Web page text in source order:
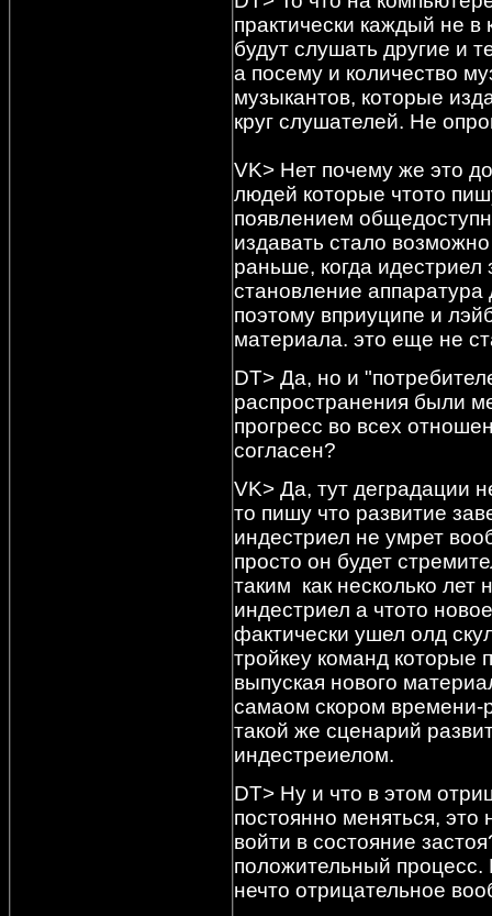
практически каждый не в
будут слушать другие и
а посему и количество
музыкантов, которые
круг слушателей. Не
VK> Нет почему же это
людей которые чтото
появлением
издавать стало
раньше, когда
становление
поэтому вприуципе и
материала. это еще не
DT> Да, но и
распространения были
прогресс во всех
согласен?
VK> Да, тут деградации
то пишу что развитие
индестриел не умрет
просто он будет
таким как несколько
индестриел а чтото
фактически ушел олд
тройкеу команд которые
выпуская нового
самаом скором времени-
такой же сценарий
индестреиелом.
DT> Ну и что в этом
постоянно меняться,
войти в состояние
положительный процесс.
нечто отрицательное